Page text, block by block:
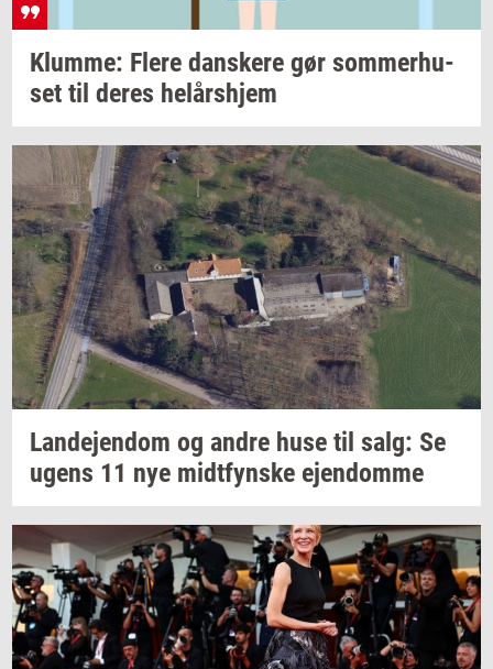
Klum­me: Flere dan­ske­re gør som­mer­hu­
set til deres helårs­hjem
Lan­de­jen­dom og andre huse til salg: Se
ugens 11 nye midt­fyn­s­ke ejen­dom­me